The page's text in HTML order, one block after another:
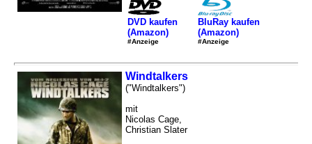
DVD kaufen
(Amazon)
#Anzeige
BluRay kaufen
(Amazon)
#Anzeige
Windtalkers
("Windtalkers")
mit
Nicolas Cage,
Christian Slater